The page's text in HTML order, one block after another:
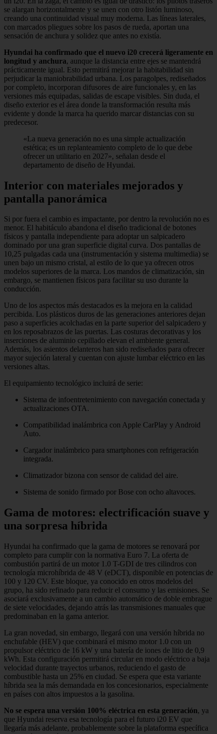
se alargan horizontalmente y se unen con otro listón luminoso,
creando una continuidad visual muy moderna. Las líneas laterales,
con marcados pliegues sobre los pasos de rueda, aportan una
sensación de anchura y solidez que antes no existía.
Hyundai ha confirmado que el nuevo i20 crecerá ligeramente en
longitud y anchura, aunque la distancia entre ejes se mantendrá
prácticamente igual. Esto permitirá mejorar la habitabilidad sin
perjudicar la maniobrabilidad urbana. Los paragolpes, rediseñados
por completo, incorporan difusores de aire funcionales y, en las
versiones más equipadas, salidas de escape visibles. Sin duda, el
diseño exterior es el área donde la transformación resulta más
evidente y donde la marca ha querido marcar distancias con su
predecesor.
«La nueva generación no es una simple actualización
estética; es un replanteamiento completo de lo que debe
ofrecer un utilitario en 2027», señalan desde el
departamento de diseño de Hyundai.
Interior con materiales mejorados y
pantalla panorámica
Si por fuera el cambio es impactante, por dentro la revolución no es
menor. El habitáculo abandona el diseño tradicional de botones
físicos y pantalla independiente para adoptar un salpicadero
dominado por una gran superficie digital curva. Dos pantallas de
10,25 pulgadas cada una (instrumentación y sistema multimedia) se
unen bajo un mismo cristal, al estilo de lo que ya ofrecen otros
modelos superiores de la marca. Los mandos de climatización, sin
embargo, se mantienen físicos para facilitar su uso durante la
conducción.
Uno de los aspectos más destacados es la mejora en la calidad
percibida. Los plásticos duros de las generaciones anteriores dejan
paso a superficies acolchadas en la parte superior del salpicadero y
en los reposabrazos de las puertas. Las costuras decorativas y los
inserciones de aluminio cepillado elevan el ambiente general.
Además, los asientos delanteros han sido rediseñados para ofrecer
mayor sujeción lateral y cuentan con ajuste lumbar eléctrico en las
versiones altas.
El equipamiento tecnológico incluirá de serie:
Sistema de infoentretenimiento con navegación conectada y
actualizaciones OTA.
Compatibilidad inalámbrica con Apple CarPlay y Android
Auto.
Cargador inalámbrico para smartphones con refrigeración
integrada.
Climatizador bizona con sensor de calidad del aire.
Sistema de sonido firmado por Bose con ocho altavoces.
Gama de motores: electrificación suave y
una sorpresa híbrida
Hyundai ha confirmado que la gama de motores se renovará por
completo para cumplir con la normativa Euro 7. La oferta de
combustión partirá de un motor 1.0 T-GDI de tres cilindros con
tecnología microhíbrida de 48 V (eDCT), disponible en potencias de
100 y 120 CV. Este bloque, ya conocido en otros modelos del
grupo, ha sido refinado para reducir el consumo y las emisiones. Se
asociará exclusivamente a un cambio automático de doble embrague
de siete velocidades, dejando atrás las transmisiones manuales que
predominaban en la gama anterior.
La gran novedad, sin embargo, llegará con una versión híbrida no
enchufable (HEV) que combinará el mismo motor 1.0 con un
propulsor eléctrico de 16 kW y una batería de iones de litio de 0,9
kWh. Esta configuración permitirá circular en modo eléctrico a baja
velocidad durante trayectos urbanos, reduciendo el gasto de
combustible hasta un 25% en ciudad. Se espera que esta variante
híbrida sea la más demandada en los concesionarios, especialmente
en países con altos impuestos a la gasolina.
No se espera una versión 100% eléctrica en esta generación, ya
que Hyundai reserva esa tecnología para el futuro i20 EV que
llegaría más adelante, probablemente sobre la plataforma específica